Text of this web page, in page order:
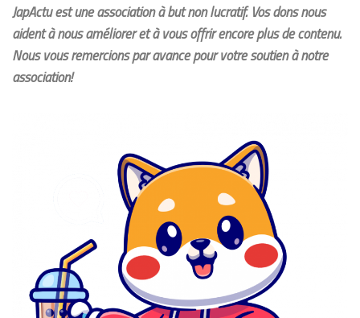
JapActu est une association à but non lucratif. Vos dons nous
aident à nous améliorer et à vous offrir encore plus de contenu.
Nous vous remercions par avance pour votre soutien à notre
association!